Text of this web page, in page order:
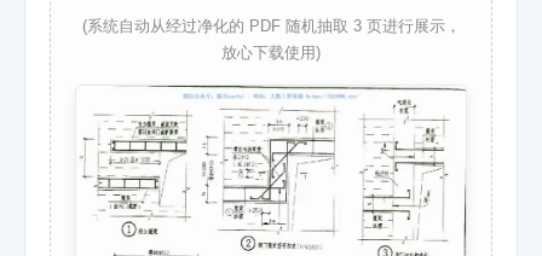
(系统自动从经过净化的 PDF 随机抽取 3 页进行展示，
放心下载使用)